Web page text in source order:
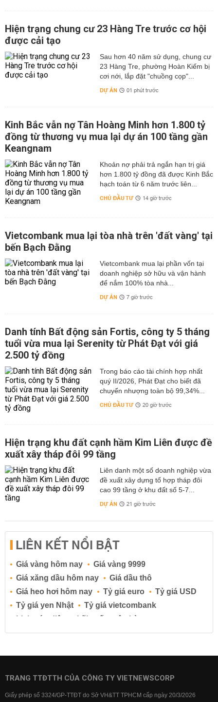
Hiện trạng chung cư 23 Hàng Tre trước cơ hội
được cải tạo
Sau hơn 40 năm sử dụng, chung cư
23 Hàng Tre, phường Hoàn Kiếm bị
cơi nới, lắp đặt "chuồng cọp"...
DỰ ÁN 01 phút trước
Kinh Bắc vẫn nợ Tân Hoàng Minh hơn 1.800 tỷ
đồng từ thương vụ mua lại dự án 100 tầng gần
Keangnam
hơn 1.800 tỷ đồng đã được Kinh Bắc
hạch toán từ 6 năm trước liên...
CHỦ ĐẦU TƯ 14 giờ trước
Vietcombank mua lại tòa nhà trên 'đất vàng' tại
bến Bạch Đằng
Vietcombank mua lại phần vốn tại
doanh nghiệp sở hữu và vận hành
để nắm 100% tòa nhà...
DỰ ÁN 7 giờ trước
Danh tính Bất động sản Fortis, công ty 5 tháng
tuổi vừa mua lại Serenity từ Phát Đạt với giá
2.500 tỷ đồng
Trong báo cáo tài chính hợp nhất
quý II/2026, Phát Đạt cho biết đã
chuyển nhượng toàn bộ 99,34%...
CHỦ ĐẦU TƯ 20 giờ trước
Hiện trạng khu đất cạnh hầm Kim Liên được đề
xuất xây tháp đôi 99 tầng
Liên danh một số doanh nghiệp vừa
đề xuất xây dựng tổ hợp tháp đôi
cao 99 tầng ở khu đất số 5-7...
DỰ ÁN 21 giờ trước
LIÊN KẾT NỔI BẬT
Giá vàng hôm nay
Giá vàng 9999
Giá xăng dầu hôm nay
Giá dầu thô
Giá heo hơi hôm nay
Tỷ giá euro
Tỷ giá USD
Tỷ giá yen Nhật
Tỷ giá vietcombank
Lịch cúp điện
Lãi suất ngân hàng
Lãi suất tiết kiệm
Lãi suất tiền gửi
Lãi suất ngân hàng BIDV
TRANG TTĐTTH CỦA CÔNG TY VIETNEWSCORP
Giấy phép số 3324/GP-TTĐT do Sở VH&TT TPHCM cấp ngày 20/3/2026